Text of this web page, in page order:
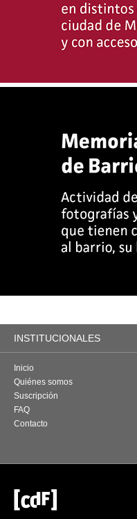
INSTITUCIONALES
Inicio
Quiénes somos
Suscripción
FAQ
Contacto